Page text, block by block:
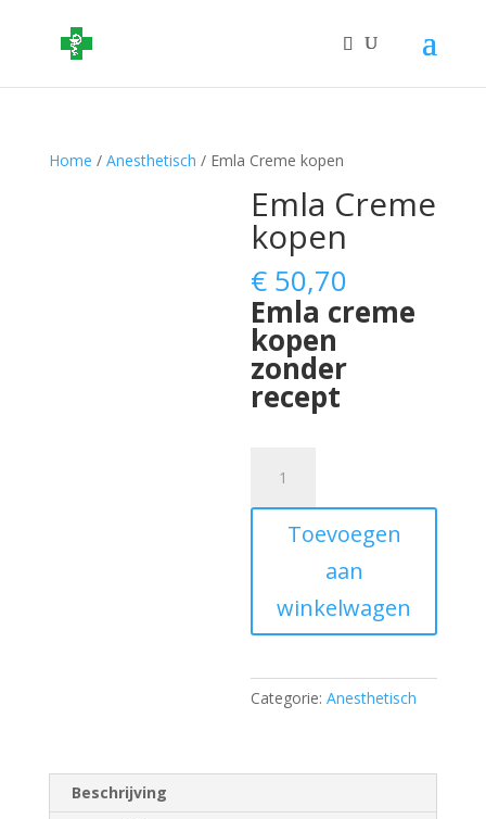
Home / Anesthetisch / Emla Creme kopen
Emla Creme
kopen
€ 50,70
Emla creme
kopen
zonder
recept
Creme
kopen
aantalToevoegen
aan
winkelwagen
Categorie:Anesthetisch
Beschrijving